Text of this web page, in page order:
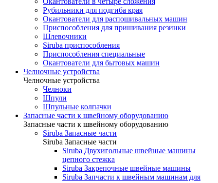
Рубильники для подгиба края
Окантователи для распошивальных машин
Приспособления для пришивания резинки
Шлевочники
Siruba приспособления
Приспособления специальные
Окантователи для бытовых машин
Челночные устройства
Челночные устройства
Челноки
Шпули
Шпульные колпачки
Запасные части к швейному оборудованию
Запасные части к швейному оборудованию
Siruba Запасные части
Siruba Запасные части
Siruba Двухигольные швейные машины
цепного стежка
Siruba Закрепочные швейные машины
Siruba Запчасти к швейным машинам для